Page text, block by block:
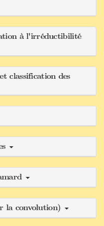
à l'irréductibilité
classification des
la convolution)